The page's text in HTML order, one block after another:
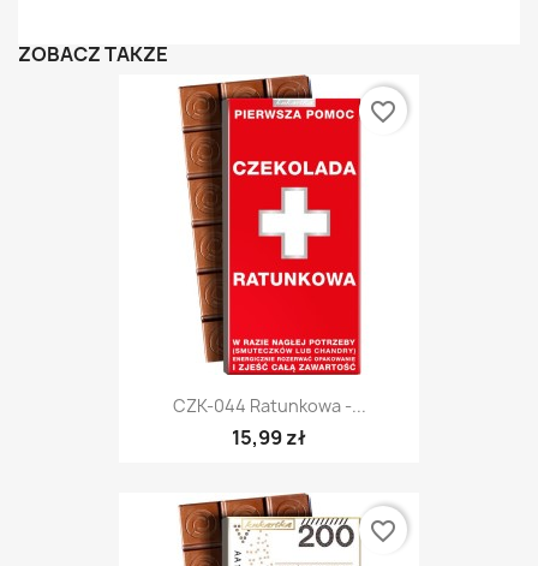
ZOBACZ TAKŻE
CZK-044 Ratunkowa -...
15,99 zł
favorite_border
favorite_border